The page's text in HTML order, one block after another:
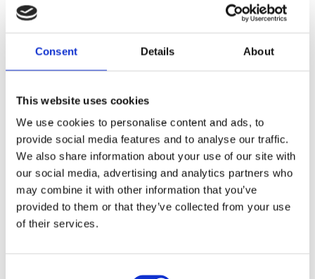
Consent Details About
This website uses cookies
We use cookies to personalise content and ads, to
provide social media features and to analyse our traffic.
We also share information about your use of our site with
our social media, advertising and analytics partners who
may combine it with other information that you’ve
provided to them or that they’ve collected from your use
of their services.
Sekretær
Anette Bræmer
anette@dystoni.dk